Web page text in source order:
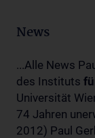
News
...Alle News
des Instituts
Universität
74 Jahren
2012) Paul